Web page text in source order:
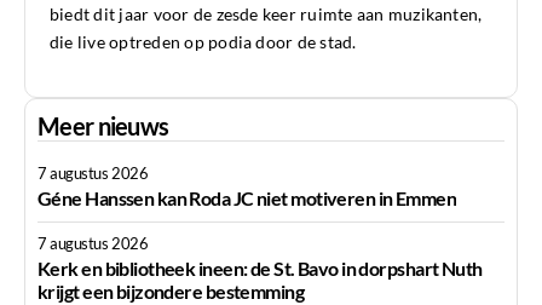
biedt dit jaar voor de zesde keer ruimte aan muzikanten,
die live optreden op podia door de stad.
Meer nieuws
7 augustus 2026
Géne Hanssen kan Roda JC niet motiveren in Emmen
7 augustus 2026
Kerk en bibliotheek ineen: de St. Bavo in dorpshart Nuth
krijgt een bijzondere bestemming